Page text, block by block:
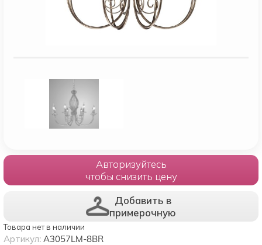
Авторизуйтесь
чтобы снизить цену
Добавить в
примерочную
Товара нет в наличии
Артикул: A3057LM-8BR